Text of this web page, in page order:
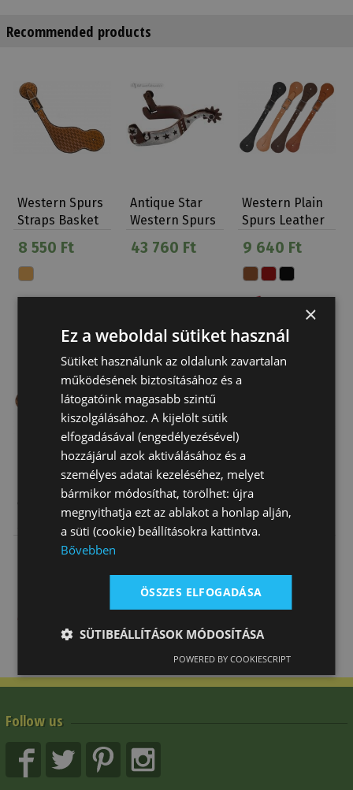
Recommended products
Western Spurs
Straps Basket
8 550 Ft
Antique Star
Western Spurs
43 760 Ft
Western Plain
Spurs Leather
9 640 Ft
Western Spurs
Strap Basket
9 800 Ft
Black Roping
Spurs W/
Germ. Silver
Western Spurs
In Dark Grey
Follow us
×
Ez a weboldal sütiket használ
Sütiket használunk az oldalunk zavartalan
működésének biztosításához és a
látogatóink magasabb szintű
kiszolgálásához. A kijelölt sütik
elfogadásával (engedélyezésével)
hozzájárul azok aktiválásához és a
személyes adatai kezeléséhez, melyet
bármikor módosíthat, törölhet: újra
megnyithatja ezt az ablakot a honlap alján,
a süti (cookie) beállításokra kattintva.
Bővebben
ÖSSZES ELFOGADÁSA
SÜTIBEÁLLÍTÁSOK MÓDOSÍTÁSA
POWERED BY COOKIESCRIPT